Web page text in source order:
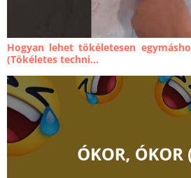
Hogyan lehet tökéletesen
(Tökéletes techni...